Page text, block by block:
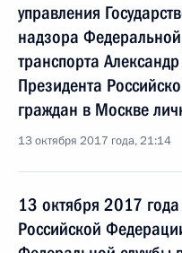
управления
надзора
транспорта
Президента
граждан в Москве
13 октября 2017 года, 21:14
13 октября 2017
Российской